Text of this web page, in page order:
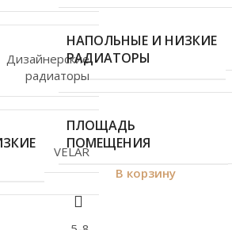
Дизайнерские
радиаторы
VELAR
НАПОЛЬНЫЕ И НИЗКИЕ
РАДИАТОРЫ
ПЛОЩАДЬ
ПОМЕЩЕНИЯ
В корзину